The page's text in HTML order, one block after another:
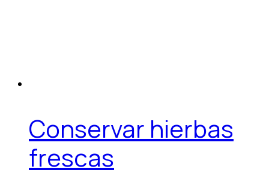
Conservar hierbas
frescas